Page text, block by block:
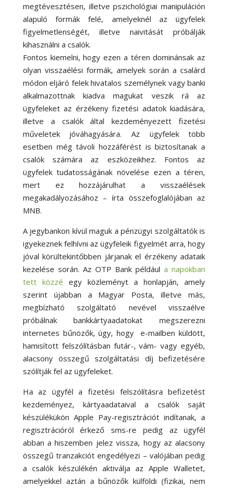
megtévesztésen, illetve pszichológiai manipuláción
alapuló formák felé, amelyeknél az ügyfelek
figyelmetlenségét, illetve naivitását próbálják
kihasználni a csalók.
Fontos kiemelni, hogy ezen a téren dominánsak az
olyan visszaélési formák, amelyek során a csalárd
módon eljáró felek hivatalos személynek vagy banki
alkalmazottnak kiadva magukat veszik rá az
ügyfeleket az érzékeny fizetési adatok kiadására,
illetve a csalók által kezdeményezett fizetési
műveletek jóváhagyására. Az ügyfelek több
esetben még távoli hozzáférést is biztosítanak a
csalók számára az eszközeikhez. Fontos az
ügyfelek tudatosságának növelése ezen a téren,
mert ez hozzájárulhat a visszaélések
megakadályozásához – írta összefoglalójában az
MNB.
A jegybankon kívül maguk a pénzügyi szolgáltatók is
igyekeznek felhívni az ügyfeleik figyelmét arra, hogy
jóval körültekintőbben járjanak el érzékeny adataik
kezelése során. Az OTP Bank például a napokban
tett közzé egy közleményt a honlapján, amely
szerint újabban a Magyar Posta, illetve más,
megbízható szolgáltató nevével visszaélve
próbálnak bankkártyaadatokat megszerezni
internetes bűnözők, úgy, hogy e-mailben küldött,
hamisított felszólításban futár-, vám- vagy egyéb,
alacsony összegű szolgáltatási díj befizetésére
szólítják fel az ügyfeleket.
Ha az ügyfél a fizetési felszólításra befizetést
kezdeményez, kártyaadataival a csalók saját
készülékükön Apple Pay-regisztrációt indítanak, a
regisztrációról érkező sms-re pedig az ügyfél
abban a hiszemben jelez vissza, hogy az alacsony
összegű tranzakciót engedélyezi – valójában pedig
a csalók készülékén aktiválja az Apple Walletet,
amelyekkel aztán a bűnözők külföldi (fizikai, nem